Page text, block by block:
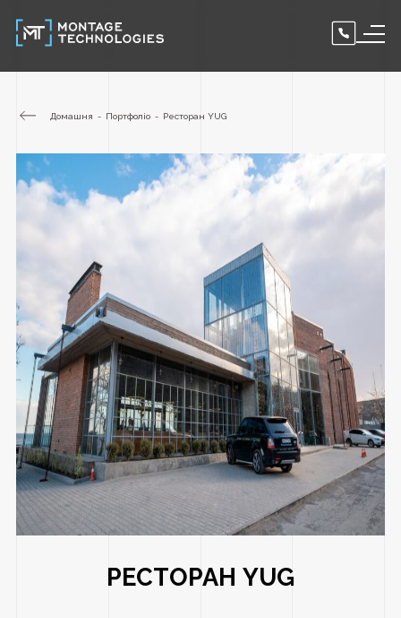
Домашня Портфоліо Ресторан YUG
РЕСТОРАН YUG